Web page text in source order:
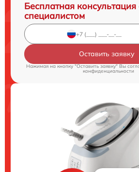
Бесплатная консультация
специалистом
Оставить заявку
Нажимая на кнопку "Оставить заявку" Вы
конфиденциальности